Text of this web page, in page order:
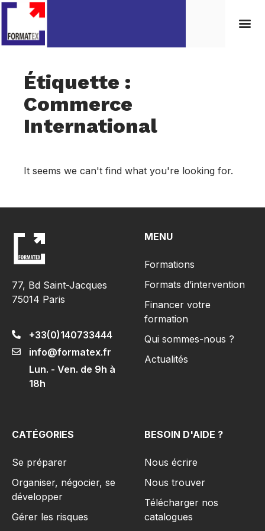
Étiquette :
Commerce
International
It seems we can't find what you're looking for.
77, Bd Saint-Jacques
75014 Paris
+33(0)140733444
info@formatex.fr
Lun. - Ven. de 9h à
18h
MENU
Formations
Formats d’intervention
Financer votre
formation
Qui sommes-nous ?
Actualités
CATÉGORIES
Se préparer
Organiser, négocier, se
développer
Gérer les risques​
BESOIN D'AIDE ?
Nous écrire
Nous trouver
Télécharger nos
catalogues